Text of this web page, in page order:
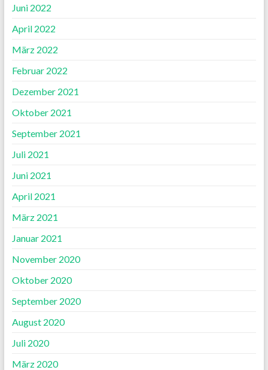
Juni 2022
April 2022
März 2022
Februar 2022
Dezember 2021
Oktober 2021
September 2021
Juli 2021
Juni 2021
April 2021
März 2021
Januar 2021
November 2020
Oktober 2020
September 2020
August 2020
Juli 2020
März 2020